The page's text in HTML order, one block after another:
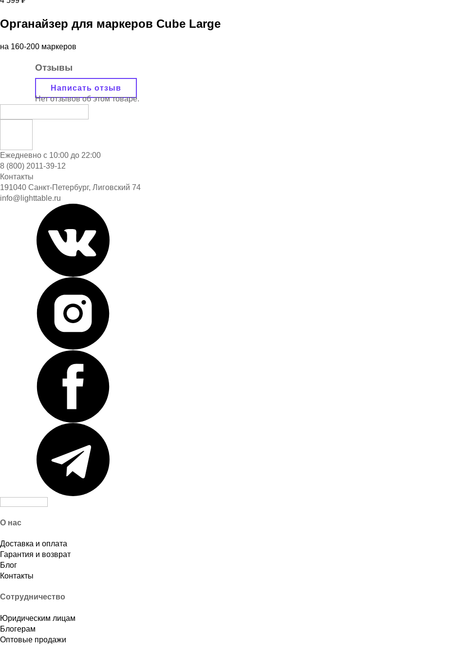
Органайзер для маркеров Cube Large
на 160-200 маркеров
Отзывы
Написать отзыв
Нет отзывов об этом товаре.
Ежедневно с 10:00 до 22:00
8 (800) 2011-39-12
Контакты
191040 Санкт-Петербург, Лиговский 74
info@lighttable.ru
О нас
Доставка и оплата
Гарантия и возврат
Блог
Контакты
Сотрудничество
Юридическим лицам
Блогерам
Оптовые продажи